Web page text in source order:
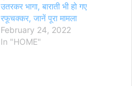
उतरकर भागा, बाराती भी हो गए
रफूचक्कर, जानें पूरा मामला
February 24, 2022
In "HOME"